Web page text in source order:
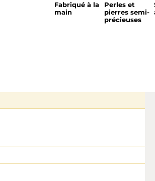
Fabriqué à la
main
Perles et
pierres semi-
précieuses